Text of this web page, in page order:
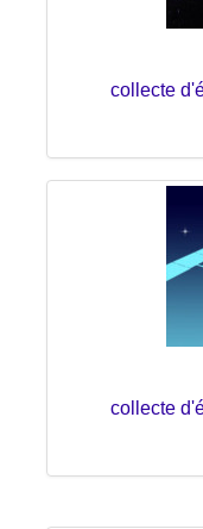
collecte
collecte